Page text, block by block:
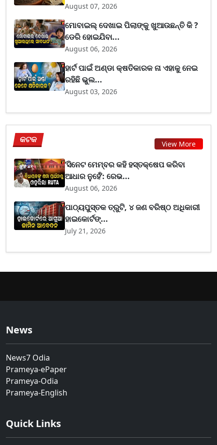
August 07, 2026
ମୋବାଇଲ୍ ଦେଖାଇ ପିଲାଙ୍କୁ ଖୁଆଉଛନ୍ତି କି ?
ଡେରି ହୋଇଯିବା...
August 06, 2026
ହାର୍ଟ ପାଇଁ ଅଣ୍ଡା କ୍ଷତିକାରକ ନା ଏହାକୁ ନେଇ
ରହିଛି ଭୁଲ...
August 03, 2026
କଟକ View More
‘ସିନେଟ ମେମ୍ବର କହି ହସ୍ତକ୍ଷେପ କରିବା
ଆଧାର ନୁହେଁ’: ରେଭ...
August 06, 2026
ପାଠ୍ୟପୁସ୍ତକ ତ୍ରୁଟି, ୪ ଜଣ ବରିଷ୍ଠ ଅଧିକାରୀ
ହାଇକୋର୍ଟଙ୍...
July 21, 2026
News
News7 Odia
Prameya-ePaper
Prameya-Odia
Prameya-English
Quick Links